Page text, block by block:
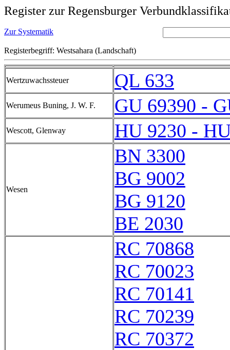
Register zur Regensburger
Zur Systematik
Registerbegriff: Westsahara (Landschaft)
Wertzuwachssteuer QL 633
Werumeus Buning, J. W. F. GU 69390 -
Wescott, Glenway HU 9230 -
Wesen
BN 3300
BG 9002
BG 9120
BE 2030
RC 70868
RC 70023
RC 70141
RC 70239
RC 70372